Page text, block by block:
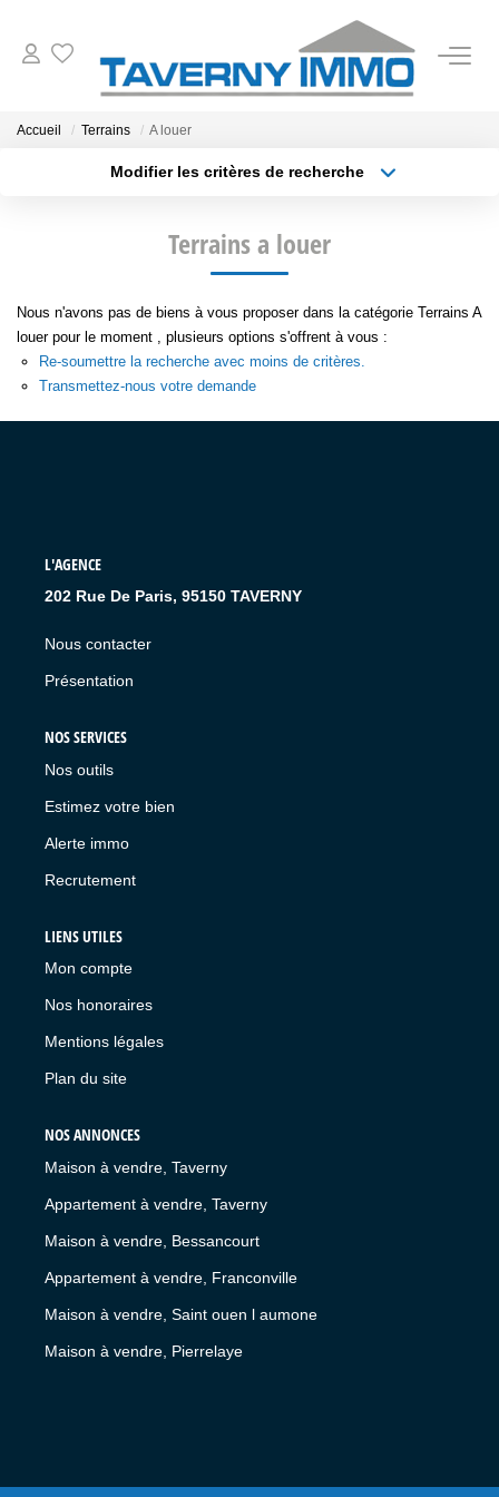
ESTIMATION
OUTILS
NOTRE AGENCE
CONTACT
Accueil Terrains A louer
Modifier les critères de recherche
Budget max Plus de critères
Terrains a louer
Nous n'avons pas de biens à vous proposer dans la catégorie Terrains A
louer pour le moment , plusieurs options s'offrent à vous :
Re-soumettre la recherche avec moins de critères.
Transmettez-nous votre demande
L'AGENCE
202 Rue De Paris, 95150 TAVERNY
Nous contacter
Présentation
NOS SERVICES
Nos outils
Estimez votre bien
Alerte immo
Recrutement
LIENS UTILES
Mon compte
Nos honoraires
Mentions légales
Plan du site
NOS ANNONCES
Maison à vendre, Taverny
Appartement à vendre, Taverny
Maison à vendre, Bessancourt
Appartement à vendre, Franconville
Maison à vendre, Saint ouen l aumone
Maison à vendre, Pierrelaye